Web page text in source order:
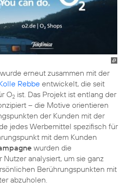
erneut zusammen mit der
Rebbe entwickelt, die seit
O2 ist. Das Projekt ist entlang der
– die Motive orientieren
der Kunden mit der
jedes Werbemittel spezifisch für
mit dem Kunden
wurden die
analysiert, um sie ganz
Berührungspunkten mit
abzuholen.